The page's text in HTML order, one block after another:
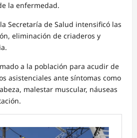
la enfermedad.
Secretaría de Salud intensificó las
eliminación de criaderos y
a la población para acudir de
asistenciales ante síntomas como
malestar muscular, náuseas